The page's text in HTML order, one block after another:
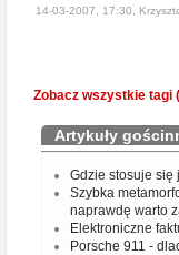
14-03-2007, 17:30,
Zobacz wszystkie tagi
Artykuły
Gdzie stosuje
Szybka
naprawdę warto
Elektroniczne
Porsche 911 -